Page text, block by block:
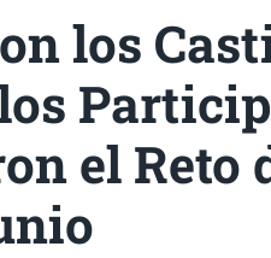
los
el Reto